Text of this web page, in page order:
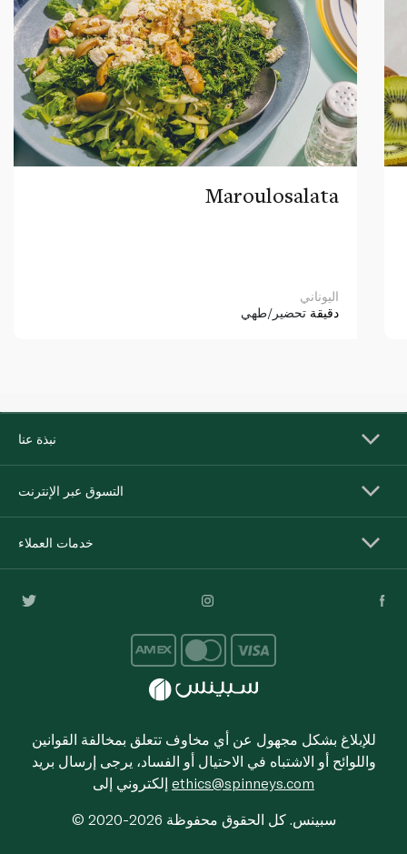
Maroulosalata
اليوناني
دقيقة تحضير/طهي
نبذة عنا
التسوق عبر الإنترنت
خدمات العملاء
للإبلاغ بشكل مجهول عن أي مخاوف تتعلق بمخالفة القوانين
واللوائح أو الاشتباه في الاحتيال أو الفساد، يرجى إرسال بريد
ethics@spinneys.com
© 2020-2026 سبينس. كل الحقوق محفوظة